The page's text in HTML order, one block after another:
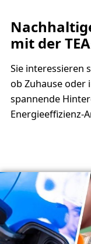
mit der
Sie interessieren
ob Zuhause oder
spannende
Energieeffizienz-